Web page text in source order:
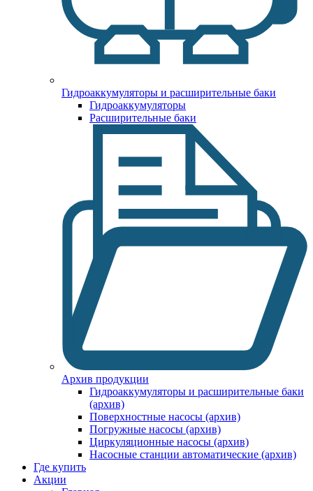
Гидроаккумуляторы и расширительные баки
Гидроаккумуляторы
Расширительные баки
Архив продукции
Гидроаккумуляторы и расширительные баки
(архив)
Поверхностные насосы (архив)
Погружные насосы (архив)
Циркуляционные насосы (архив)
Насосные станции автоматические (архив)
Где купить
Акции